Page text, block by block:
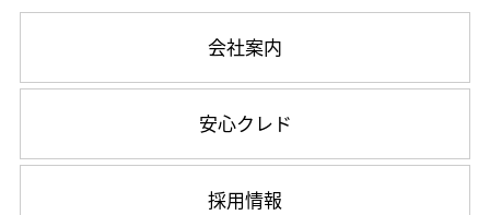
会社案内
安心クレド
採用情報